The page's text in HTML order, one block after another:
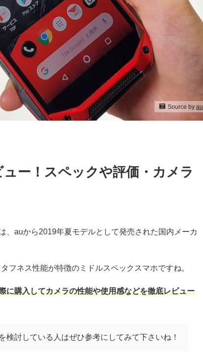
Source by au
ー！スペックや評価・カメラ
、auから2019年夏モデルとして発売された国内メーカ
フネス性能が特徴のミドルスペックスマホですね。
に購入してカメラの性能や使用感などを徹底レビュー
検討している人はぜひ参考にしてみて下さいね！